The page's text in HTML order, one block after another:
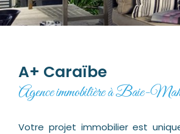
A+ Caraïbe
Agence immobilière à Baie-
Votre projet immobilier est